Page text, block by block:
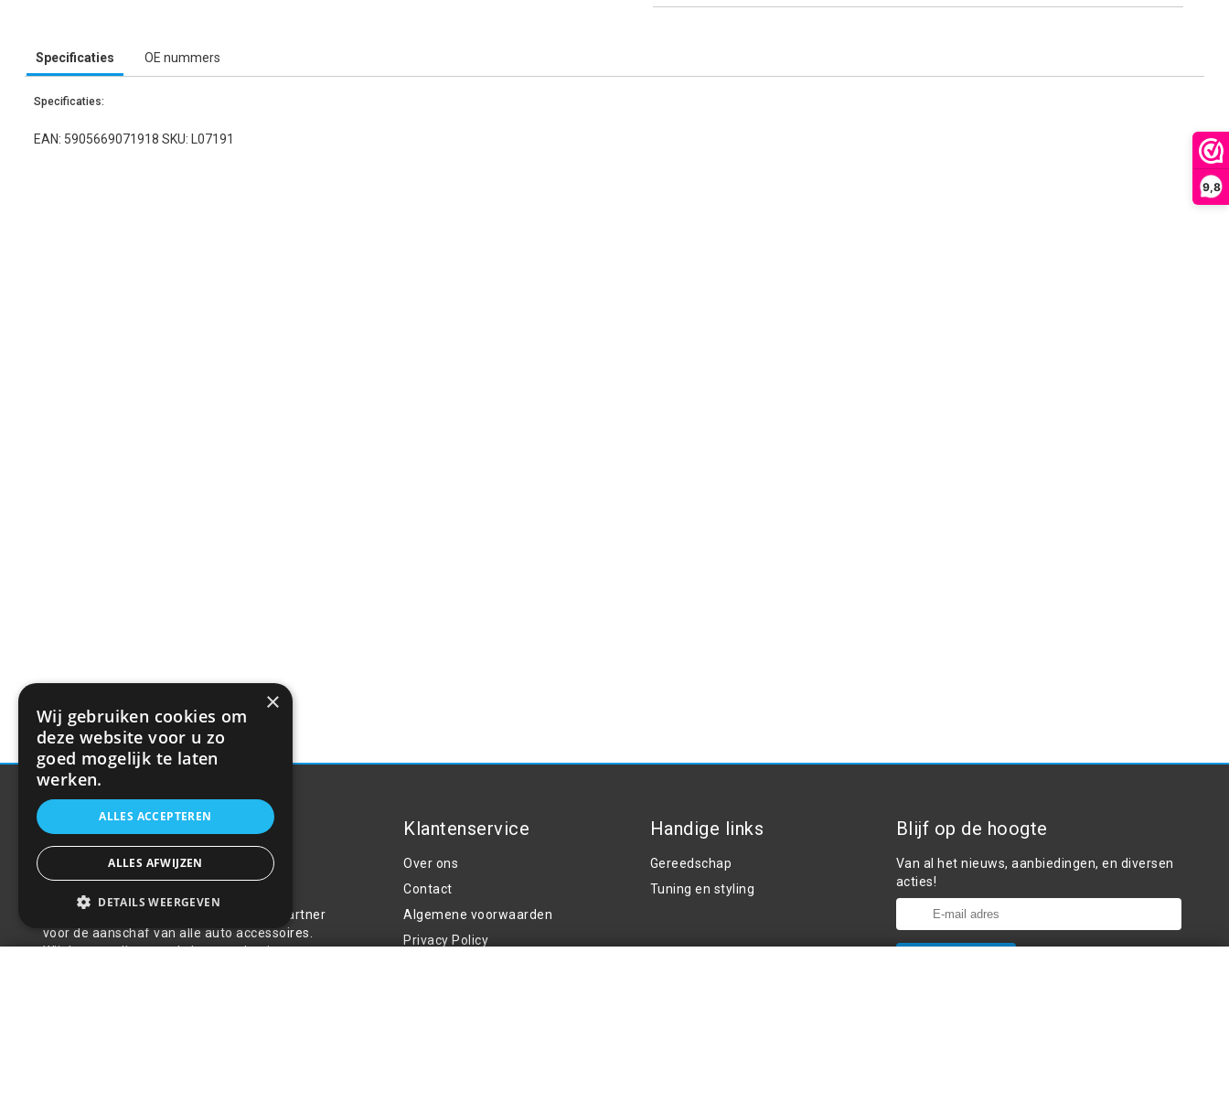
9,8
Specificaties OE nummers
Specificaties:
EAN: 5905669071918 SKU: L07191
Over ons
Welkom bij R&R Parts Automotive, uw partner
voor de aanschaf van alle auto accessoires.
Wij doen er alles aan de beste selectie,
Klantenservice
Over ons
Contact
Algemene voorwaarden
Privacy Policy
Handige links
Gereedschap
Tuning en styling
Blijf op de hoogte
Van al het nieuws, aanbiedingen, en diversen
acties!
×
Wij gebruiken cookies om
deze website voor u zo
goed mogelijk te laten
werken.
ALLES ACCEPTEREN
ALLES AFWIJZEN
DETAILS WEERGEVEN